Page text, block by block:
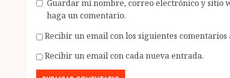
Guardar mi nombre, correo electrónico y sitio
haga un comentario.
Recibir un email con los siguientes comentarios
Recibir un email con cada nueva entrada.